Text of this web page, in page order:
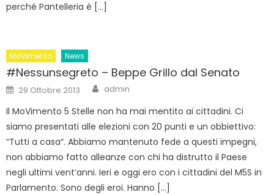
perché Pantelleria è […]
MoVimento News
#Nessunsegreto – Beppe Grillo dal Senato
Posted
on
29 Ottobre 2013 Author
admin
Il MoVimento 5 Stelle non ha mai mentito ai cittadini. Ci
siamo presentati alle elezioni con 20 punti e un obbiettivo:
“Tutti a casa“. Abbiamo mantenuto fede a questi impegni,
non abbiamo fatto alleanze con chi ha distrutto il Paese
negli ultimi vent’anni. Ieri e oggi ero con i cittadini del M5S in
Parlamento. Sono degli eroi. Hanno […]